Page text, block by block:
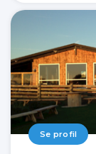
Se profil